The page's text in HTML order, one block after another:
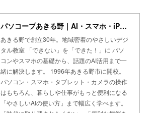
パソコープあきる野｜AI・スマホ・iPad・パソコン教室
あきる野で創立30年。地域密着のやさしいデジ
タル教室 「できない」を「できた！」に パソ
コンやスマホの基礎から、話題のAI活用まで一
緒に解決します。 1996年あきる野市に開校。
パソコン・スマホ・タブレット・カメラの操作
はもちろん、暮らしや仕事がもっと便利になる
「やさしいAIの使い方」まで幅広く学べます。